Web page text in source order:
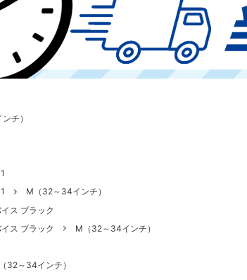
チ）
M（32～34インチ）
ス ブラック
ス ブラック
M（32～34インチ）
32～34インチ）